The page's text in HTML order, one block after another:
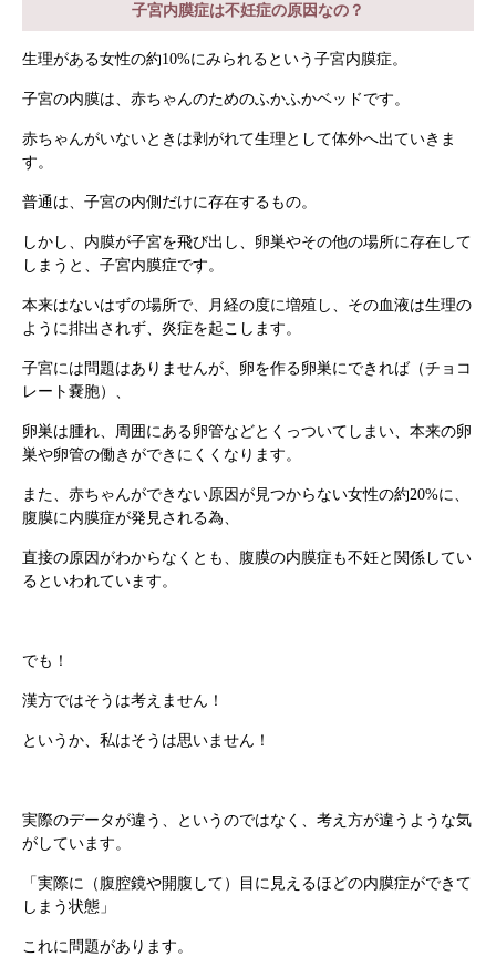
子宮内膜症は不妊症の原因なの？
生理がある女性の約10%にみられるという子宮内膜症。
子宮の内膜は、赤ちゃんのためのふかふかベッドです。
赤ちゃんがいないときは剥がれて生理として体外へ出ていきま
す。
普通は、子宮の内側だけに存在するもの。
しかし、内膜が子宮を飛び出し、卵巣やその他の場所に存在して
しまうと、子宮内膜症です。
本来はないはずの場所で、月経の度に増殖し、その血液は生理の
ように排出されず、炎症を起こします。
子宮には問題はありませんが、卵を作る卵巣にできれば（チョコ
レート嚢胞）、
卵巣は腫れ、周囲にある卵管などとくっついてしまい、本来の卵
巣や卵管の働きができにくくなります。
また、赤ちゃんができない原因が見つからない女性の約20%に、
腹膜に内膜症が発見される為、
直接の原因がわからなくとも、腹膜の内膜症も不妊と関係してい
るといわれています。
でも！
漢方ではそうは考えません！
というか、私はそうは思いません！
実際のデータが違う、というのではなく、考え方が違うような気
がしています。
「実際に（腹腔鏡や開腹して）目に見えるほどの内膜症ができて
しまう状態」
これに問題があります。